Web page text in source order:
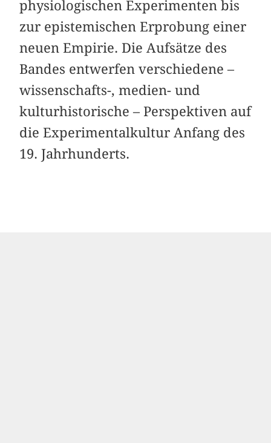
physiologischen Experimenten bis
zur epistemischen Erprobung einer
neuen Empirie. Die Aufsätze des
Bandes entwerfen verschiedene –
wissenschafts-, medien- und
kulturhistorische – Perspektiven auf
die Experimentalkultur Anfang des
19. Jahrhunderts.